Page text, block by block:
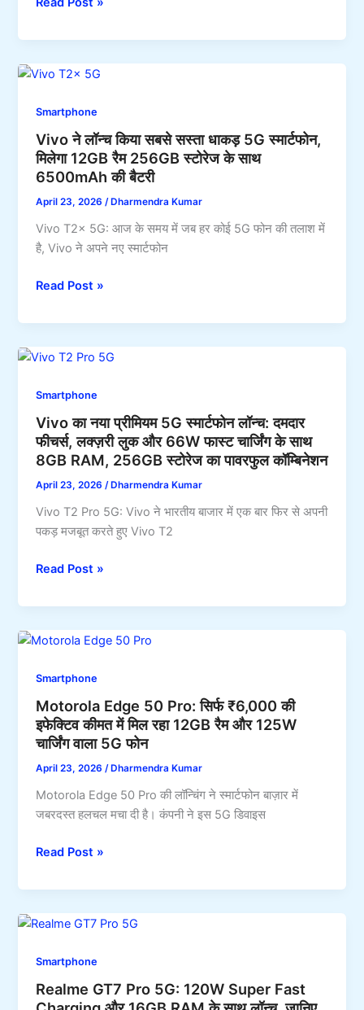
इसकी
फीचर्स
Pro
5G:
अब
Ring
Light
कैमरा
और
80W
के
साथ
धांसू
Smartphone
Vivo ने लॉन्च किया सबसे सस्ता धाकड़ 5G स्मार्टफोन,
मिलेगा 12GB रैम 256GB स्टोरेज के साथ
6500mAh की बैटरी
April 23, 2026/ Dharmendra Kumar
Vivo T2x 5G: आज के समय में जब हर कोई 5G फोन की तलाश में
है, Vivo ने अपने नए स्मार्टफोन
Vivo
लॉन्च
किया
सबसे
धाकड़
5G
स्मार्टफोन,
मिलेगा
12GB
256GB
स्टोरेज
साथ
बैटरी
Read Post »
Smartphone
Vivo का नया प्रीमियम 5G स्मार्टफोन लॉन्च: दमदार
फीचर्स, लक्ज़री लुक और 66W फास्ट चार्जिंग के साथ
8GB RAM, 256GB स्टोरेज का पावरफुल कॉम्बिनेशन
April 23, 2026/ Dharmendra Kumar
Vivo T2 Pro 5G: Vivo ने भारतीय बाजार में एक बार फिर से अपनी
पकड़ मजबूत करते हुए Vivo T2
Vivo
नया
प्रीमियम
5G
लॉन्च:
दमदार
फीचर्स,
लक्ज़री
लुक
66W
फास्ट
के
RAM,
स्टोरेज
पावरफुल
Read Post »
Smartphone
Motorola Edge 50 Pro: सिर्फ ₹6,000 की
इफेक्टिव कीमत में मिल रहा 12GB रैम और 125W
चार्जिंग वाला 5G फोन
April 23, 2026/ Dharmendra Kumar
Motorola Edge 50 Pro की लॉन्चिंग ने स्मार्टफोन बाज़ार में
जबरदस्त हलचल मचा दी है। कंपनी ने इस 5G डिवाइस
Motorola
50
Pro:
सिर्फ
की
इफेक्टिव
Read Post »
Smartphone
Realme GT7 Pro 5G: 120W Super Fast